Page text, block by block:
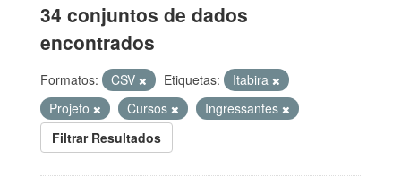
34 conjuntos de dados
encontrados
Formatos: CSV Etiquetas:
Itabira
Projeto
Cursos
Ingressantes
Filtrar Resultados